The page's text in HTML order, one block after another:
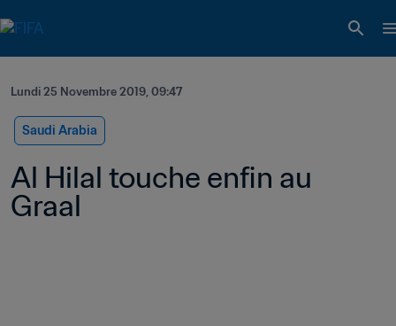
Lundi 25 Novembre 2019, 09:47
Saudi Arabia
Al Hilal touche enfin au
Graal